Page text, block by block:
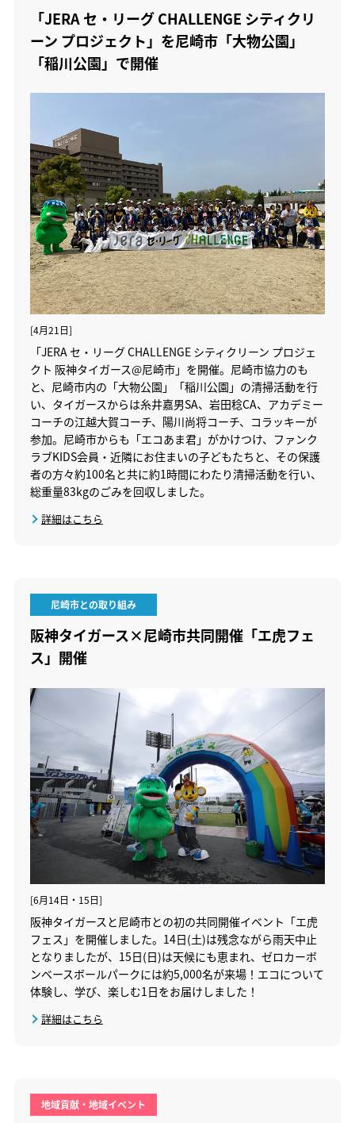
「JERA セ・リーグ CHALLENGE シティクリ
ーン プロジェクト」を尼崎市「大物公園」
「稲川公園」で開催
[4月21日]
「JERA セ・リーグ CHALLENGE シティクリーン プロジェ
クト 阪神タイガース@尼崎市」を開催。尼崎市協力のも
と、尼崎市内の「大物公園」「稲川公園」の清掃活動を行
い、タイガースからは糸井嘉男SA、岩田稔CA、アカデミー
コーチの江越大賀コーチ、陽川尚将コーチ、コラッキーが
参加。尼崎市からも「エコあま君」がかけつけ、ファンク
ラブKIDS会員・近隣にお住まいの子どもたちと、その保護
者の方々約100名と共に約1時間にわたり清掃活動を行い、
総重量83kgのごみを回収しました。
詳細はこちら
尼崎市との取り組み
阪神タイガース×尼崎市共同開催「エ虎フェ
ス」開催
[6月14日・15日]
阪神タイガースと尼崎市との初の共同開催イベント「エ虎
フェス」を開催しました。14日(土)は残念ながら雨天中止
となりましたが、15日(日)は天候にも恵まれ、ゼロカーボ
ンベースボールパークには約5,000名が来場！エコについて
体験し、学び、楽しむ1日をお届けしました！
詳細はこちら
地域貢献・地域イベント